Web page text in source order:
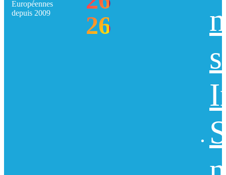
Européennes
depuis 2009
26